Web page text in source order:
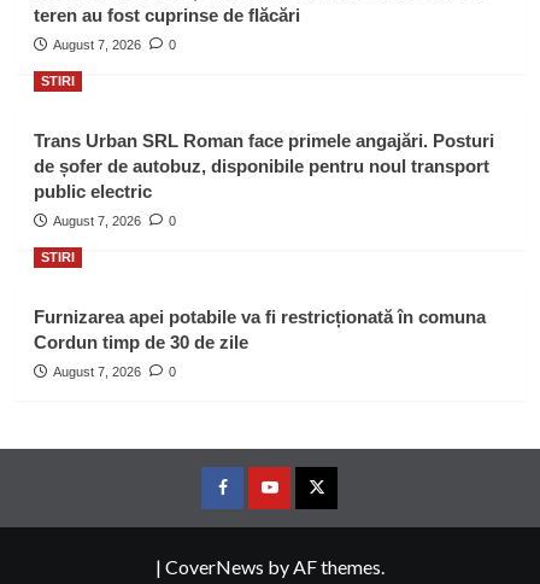
teren au fost cuprinse de flăcări
August 7, 2026 0
STIRI
Trans Urban SRL Roman face primele angajări. Posturi
de șofer de autobuz, disponibile pentru noul transport
public electric
August 7, 2026 0
STIRI
Furnizarea apei potabile va fi restricționată în comuna
Cordun timp de 30 de zile
August 7, 2026 0
FacebookYoutubeTwitter
| CoverNews by AF themes.